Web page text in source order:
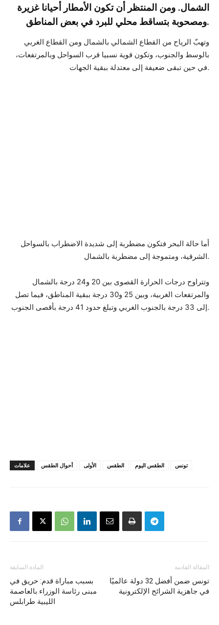
الشمال. ومن المنتظر أن تكون الأمطار أحيانا غزيرة
ومصحوبة بتساقط محلي للبرد في بعض المناطق.
وتهبّ الرياح من القطاع الشمالي بالشمال ومن القطاع الغربي
بالوسط والجنوب، وتكون قوية نسبيا قرب السواحل وبالمرتفعات،
في حين تبقى ضعيفة إلى معتدلة ببقية الجهات.
أما حالة البحر فتكون مضطربة إلى شديدة الاضطراب بالسواحل
الشرقية، ومتموجة إلى مضطربة بالشمال.
وتتراوح درجات الحرارة القصوى بين 20 و24 درجة بالشمال
والمرتفعات الغربية، وبين 25 و30 درجة ببقية المناطق، فيما تصل
إلى 33 درجة بالجنوب الغربي وتبلغ حدود 41 درجة بأقصى الجنوب.
علامات أحوال الطقس الأولى الطقس الطقس اليوم تونس
المادة السابقة
بسبب مباراة قدم: حريق في
مبنى رئاسة الوزراء بالعاصمة
الليبية طرابلس
المقالة القادمة
تونس ضمن أفضل 32 دولة عالميًا
في جاهزية الشرائح الإلكترونية